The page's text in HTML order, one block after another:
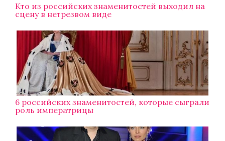
Кто из российских знаменитостей выходил на
сцену в нетрезвом виде
6 российских знаменитостей, которые сыграли
роль императрицы